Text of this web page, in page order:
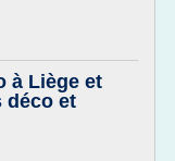
à Liège et
déco et